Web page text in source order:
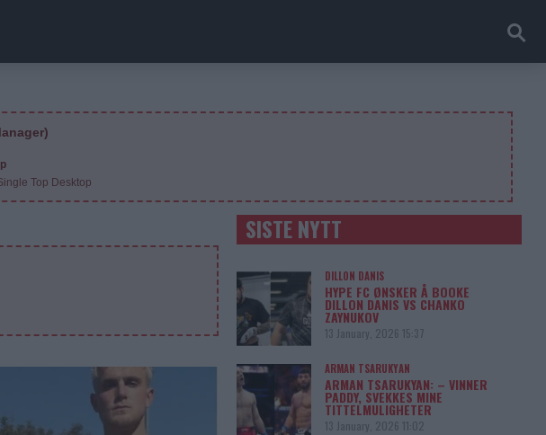
Top Desktop
SISTE NYTT
DILLON DANIS
HYPE FC ØNSKER Å BOOKE
DILLON DANIS VS CHANKO
ZAYNUKOV
13 January, 2026 15:37
ARMAN TSARUKYAN
ARMAN TSARUKYAN: – VINNER
PADDY, SVEKKES MINE
TITTELMULIGHETER
13 January, 2026 11:02